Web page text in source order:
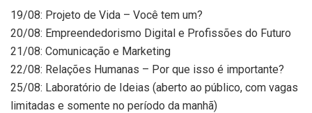
19/08: Projeto de Vida – Você tem um?
20/08: Empreendedorismo Digital e Profissões do Futuro
21/08: Comunicação e Marketing
22/08: Relações Humanas – Por que isso é importante?
25/08: Laboratório de Ideias (aberto ao público, com vagas
limitadas e somente no período da manhã)